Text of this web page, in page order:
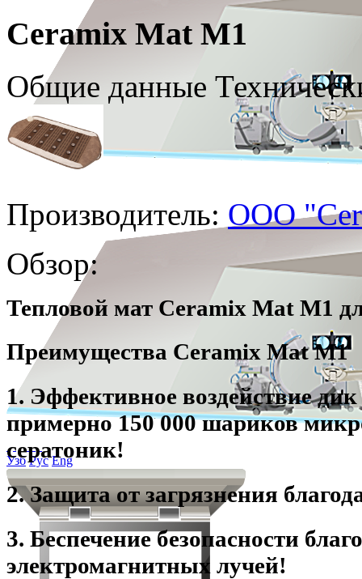
Узб Рус Eng
Ceramix Mat M1
Общие данные
Производитель: ООО
Обзор:
Тепловой мат Ceramix Mat M1
Преимущества Ceramix Mat M1
1. Эффективное воздействие
примерно 150 000 шариков
сератоник!
2. Защита от загрязнения
3. Беспечение безопасности
электромагнитных лучей!